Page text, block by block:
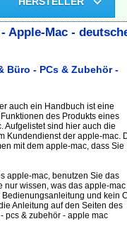
Apple-Mac -
Büro - PCs & Zubehör -
auch ein Handbuch ist eine
des Produkts eines
Aufgelistet sind hier auch die
Kundendienst der apple-mac.
mit dem apple-mac, dass Sie
apple-mac, benutzen Sie das
nur wissen, was das apple-mac
und kein
Anleitung auf den Seiten des
pcs & zubehör - apple mac